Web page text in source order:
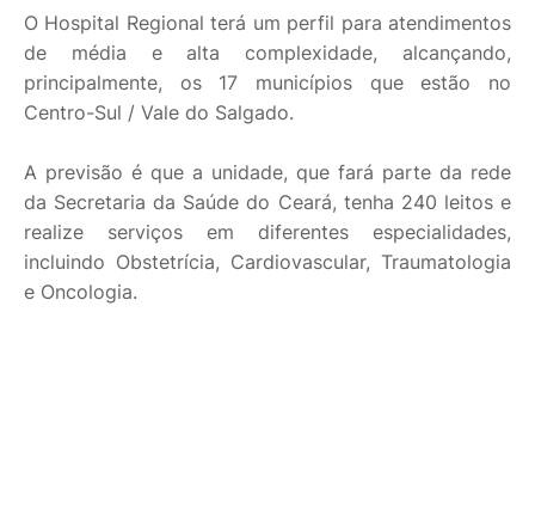
O Hospital Regional terá um perfil para atendimentos
de média e alta complexidade, alcançando,
principalmente, os 17 municípios que estão no
Centro-Sul / Vale do Salgado.
A previsão é que a unidade, que fará parte da rede
da Secretaria da Saúde do Ceará, tenha 240 leitos e
realize serviços em diferentes especialidades,
incluindo Obstetrícia, Cardiovascular, Traumatologia
e Oncologia.